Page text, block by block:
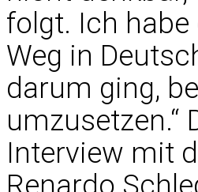
folgt. Ich habe
Weg in
darum ging,
umzusetzen.“
Interview mit